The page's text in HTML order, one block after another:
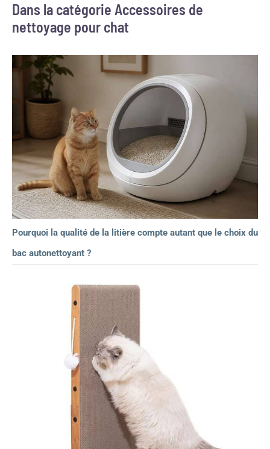
Dans la catégorie Accessoires de
nettoyage pour chat
Pourquoi la qualité de la litière compte autant que le choix du
bac autonettoyant ?